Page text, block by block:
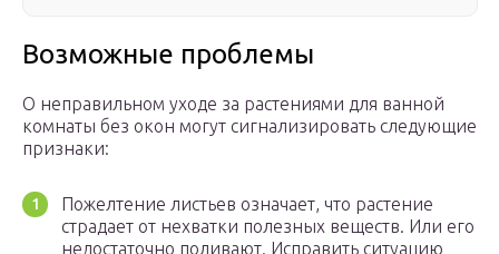
Возможные проблемы
О неправильном уходе за растениями для ванной
комнаты без окон могут сигнализировать следующие
признаки:
Пожелтение листьев означает, что растение
страдает от нехватки полезных веществ. Или его
недостаточно поливают. Исправить ситуацию